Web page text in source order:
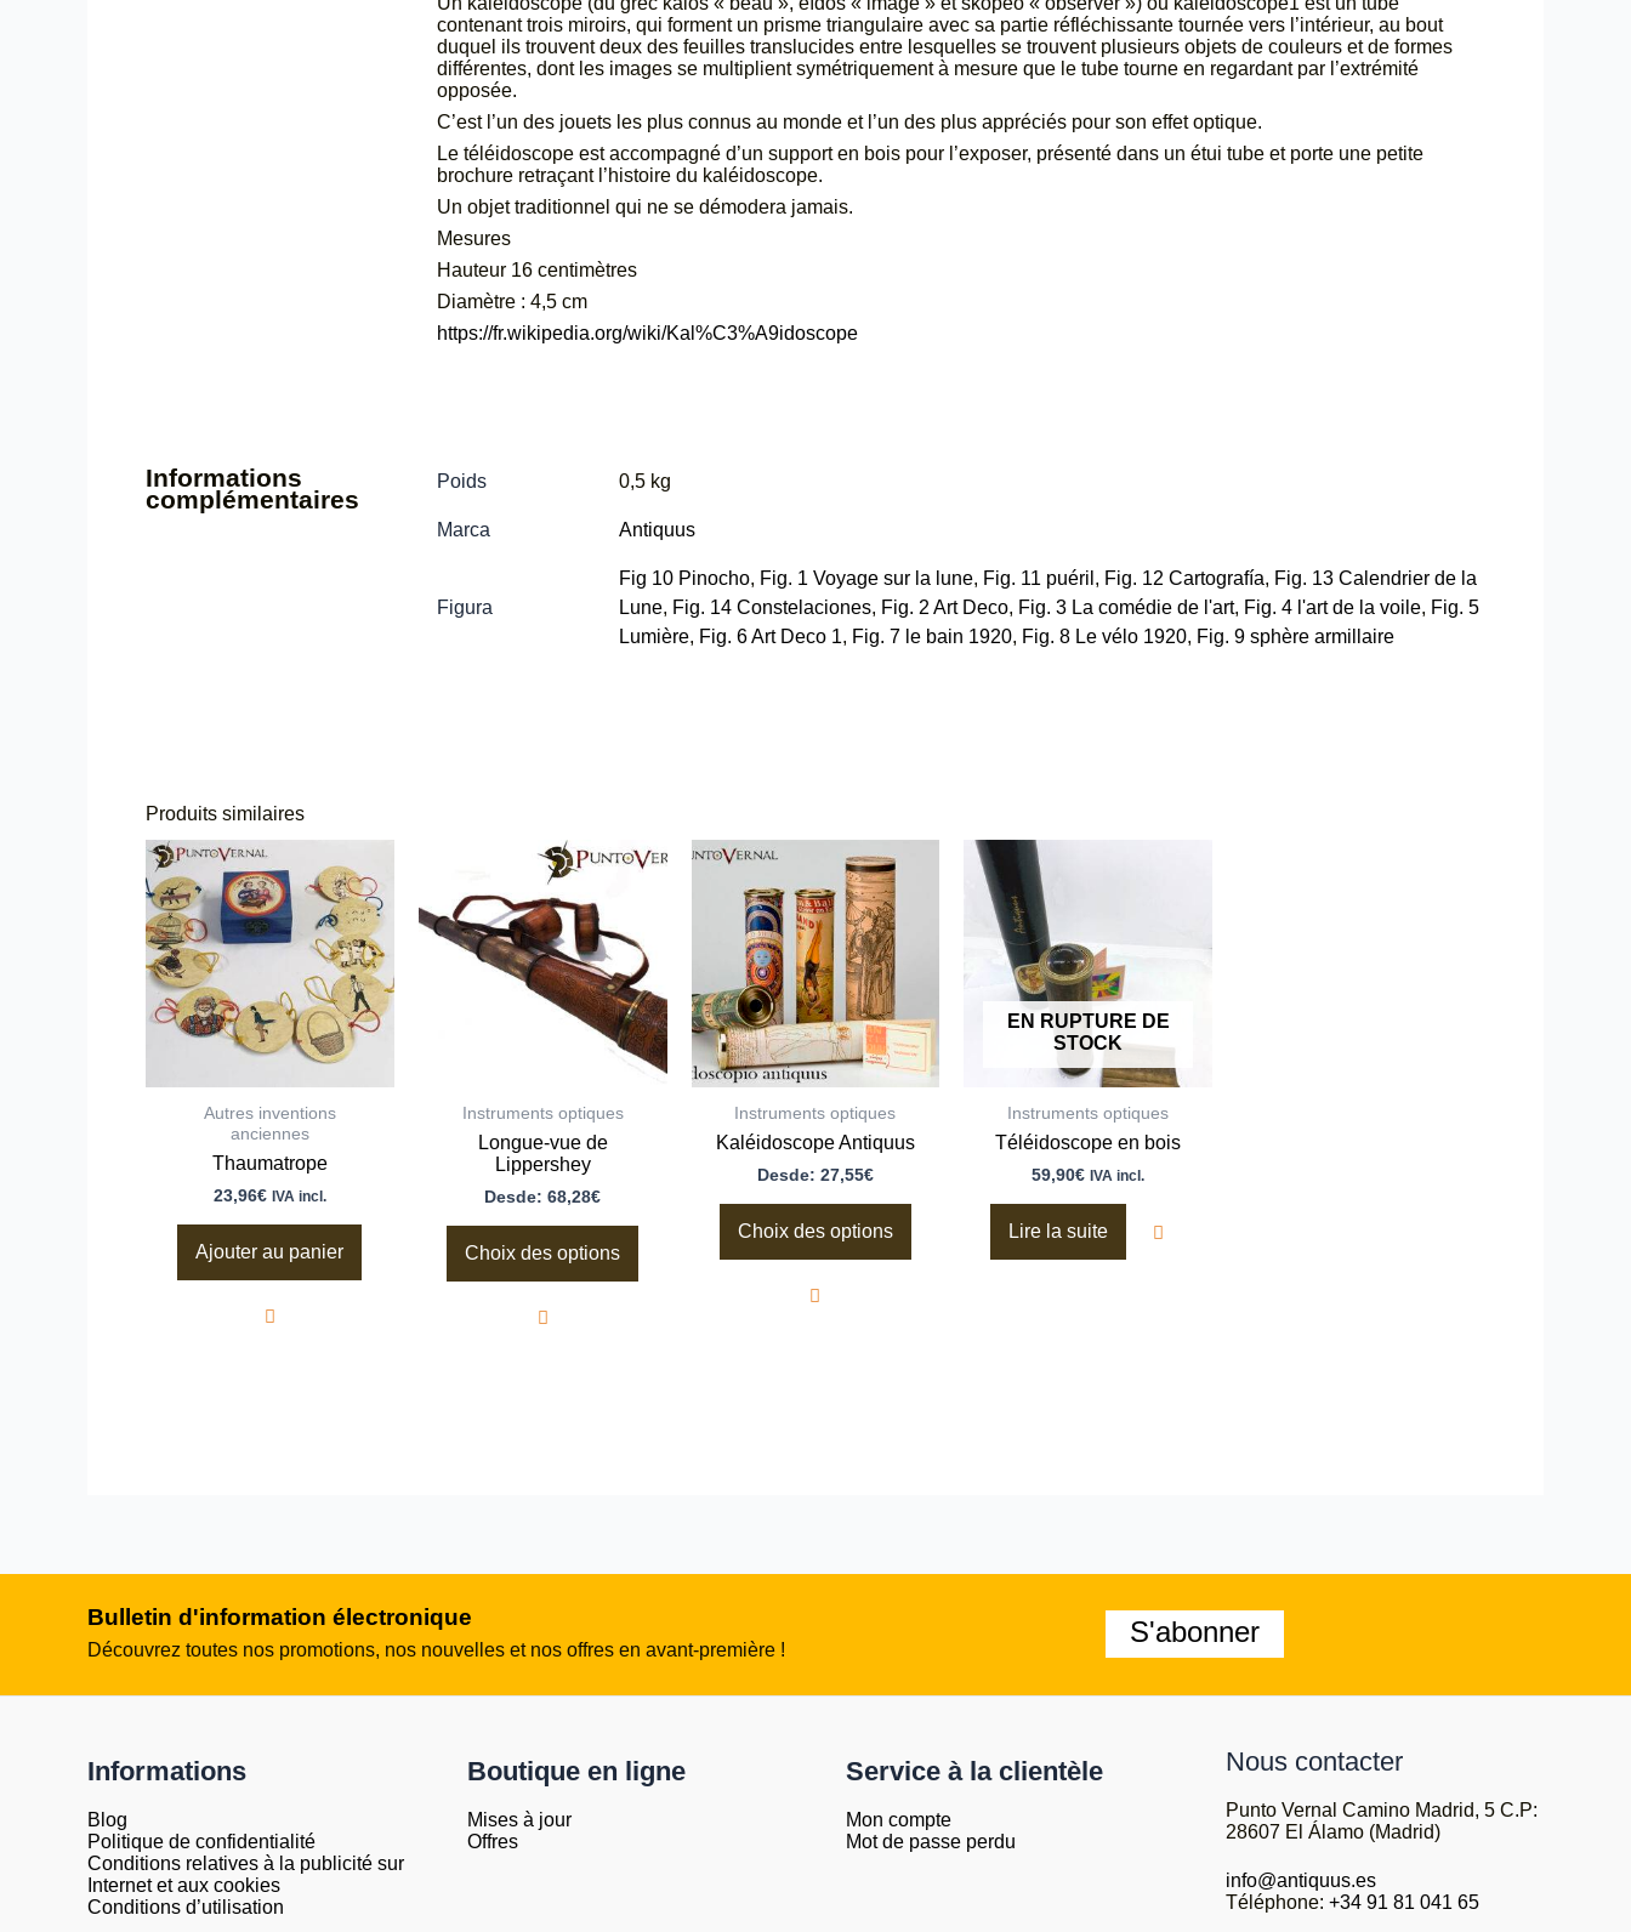
contenant trois miroirs, qui forment un prisme triangulaire avec sa partie réfléchissante tournée vers l’intérieur, au bout
duquel ils trouvent deux des feuilles translucides entre lesquelles se trouvent plusieurs objets de couleurs et de formes
différentes, dont les images se multiplient symétriquement à mesure que le tube tourne en regardant par l’extrémité
opposée.
C’est l’un des jouets les plus connus au monde et l’un des plus appréciés pour son effet optique.
Le téléidoscope est accompagné d’un support en bois pour l’exposer, présenté dans un étui tube et porte une petite
brochure retraçant l’histoire du kaléidoscope.
Un objet traditionnel qui ne se démodera jamais.
Mesures
Hauteur 16 centimètres
Diamètre : 4,5 cm
https://fr.wikipedia.org/wiki/Kal%C3%A9idoscope
Informations
complémentaires
Poids 0,5 kg
Marca Antiquus
Figura
Fig 10 Pinocho, Fig. 1 Voyage sur la lune, Fig. 11 puéril , Fig. 12 Cartografía, Fig. 13 Calendrier de la
Lune, Fig. 14 Constelaciones, Fig. 2 Art Deco, Fig. 3 La comédie de l'art, Fig. 4 l'art de la voile, Fig. 5
Lumière, Fig. 6 Art Deco 1, Fig. 7 le bain 1920, Fig. 8 Le vélo 1920, Fig. 9 sphère armillaire
Produits similaires
Autres inventions
anciennes
Thaumatrope
23,96€ IVA incl.
Ajouter au panier
Instruments optiques
Longue-vue de
Lippershey
Desde:68,28€
Choix des options
Ce
produit
Les
options
peuvent
être
choisies
sur
Instruments optiques
Kaléidoscope Antiquus
Desde: 27,55€
Choix des options
options
être
choisies
sur
la
produit
EN RUPTURE DE
STOCK
Instruments optiques
Téléidoscope en bois
59,90€ IVA incl.
Lire la suite
Bulletin d'information électronique
Découvrez toutes nos promotions, nos nouvelles et nos offres en avant-première !
S'abonner
Informations
Blog
Politique de confidentialité
Conditions relatives à la publicité sur
Internet et aux cookies
Conditions d’utilisation
Boutique en ligne
Mises à jour
Offres
Service à la clientèle
Mon compte
Mot de passe perdu
Nous contacter
Punto Vernal Camino Madrid, 5 C.P:
28607 El Álamo (Madrid)
info@antiquus.es
Téléphone: +34 91 81 041 65